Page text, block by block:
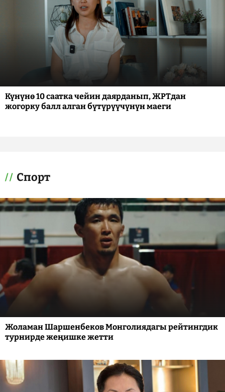
Күнүнө 10 саатка чейин даярданып, ЖРТдан
жогорку балл алган бүтүрүүчүнүн маеги
Спорт
Жоламан Шаршенбеков Монголиядагы рейтингдик
турнирде жеңишке жетти